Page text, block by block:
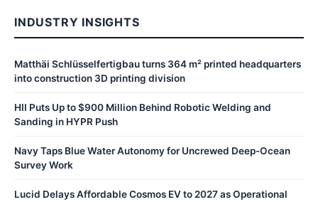
INDUSTRY INSIGHTS
Matthäi Schlüsselfertigbau turns 364 m² printed headquarters
into construction 3D printing division
HII Puts Up to $900 Million Behind Robotic Welding and
Sanding in HYPR Push
Navy Taps Blue Water Autonomy for Uncrewed Deep-Ocean
Survey Work
Lucid Delays Affordable Cosmos EV to 2027 as Operational